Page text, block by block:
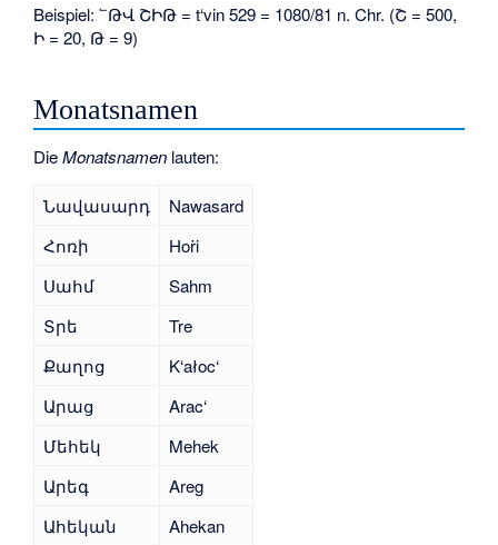
Beispiel:՟ԹՎ ՇԻԹ = t‘vin 529 = 1080/81 n. Chr. (Շ = 500,
Ի = 20, Թ = 9)
Monatsnamen
DieMonatsnamen lauten:
Նավասարդ
Nawasard
Հոռի
Hoṙi
Սահմ
Sahm
Տրե
Tre
Քաղոց
K‘ałoc‘
Արաց
Arac‘
Մեհեկ
Mehek
Արեգ
Areg
Ահեկան
Ahekan